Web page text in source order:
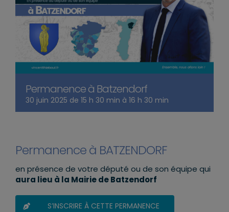
Permanence à Batzendorf
30 juin 2025 de 15 h 30 min à 16 h 30 min
Permanence à BATZENDORF
en présence de votre député ou de son équipe qui
aura lieu à la Mairie de Batzendorf
S’INSCRIRE À CETTE PERMANENCE